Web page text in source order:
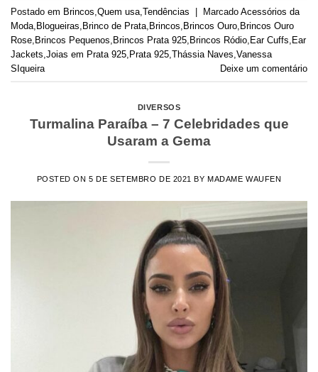
Postado em Brincos Quem usa Tendências | Marcado Acessórios da
Moda Blogueiras Brinco de Prata Brincos Brincos Ouro Brincos Ouro
Rose Brincos Pequenos Brincos Prata 925 Brincos Ródio Ear Cuffs Ear
Jackets Joias em Prata 925 Prata 925 Thássia Naves Vanessa
SIqueira
Deixe um comentário
DIVERSOS
Turmalina Paraíba – 7 Celebridades que
Usaram a Gema
POSTED ON5 DE SETEMBRO DE 2021 BYMADAME WAUFEN